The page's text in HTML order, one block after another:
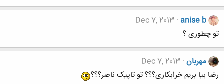
anise b
Dec 7, 2013
تو چطوری ؟
مهربان Dec 7, 2013
رضا بیا بریم خرابکاری؟؟؟ تو تاپیک ناصر؟؟؟